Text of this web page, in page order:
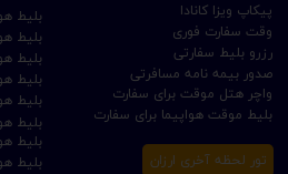
رزرو بلیط سفارتی
پیکاپ ویزا کانادا
بلیط
بلیط
بلیط
بلیط
بلیط
بلیط موقت هواپیما برای سفارت
واچر هتل موقت برای سفارت
بلیط
بلیط
بلیط
صدور بیمه نامه مسافرتی
تور لحظه آخری ارزان
وقت سفارت فوری